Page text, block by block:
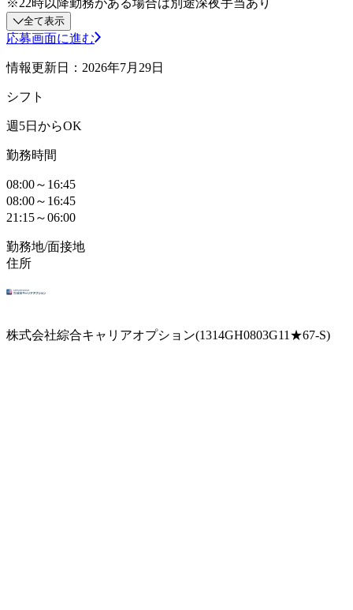
全て表示
応募画面に進む
情報更新日：2026年7月29日
シフト
週5日からOK
勤務時間
08:00～16:45
08:00～16:45
21:15～06:00
勤務地/面接地
住所
株式会社綜合キャリアオプション(1314GH0803G11★67-S)